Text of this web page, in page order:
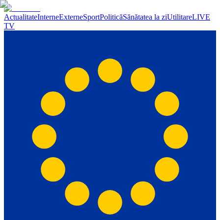
ActualitateInterneExterneSportPoliticăSănătatea la ziUtilitareLIVE
TV